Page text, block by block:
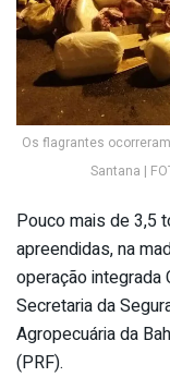
Os flagrantes
Santana |
Pouco mais de 3,5
apreendidas, na
operação integrada
Secretaria da
Agropecuária da
(PRF).